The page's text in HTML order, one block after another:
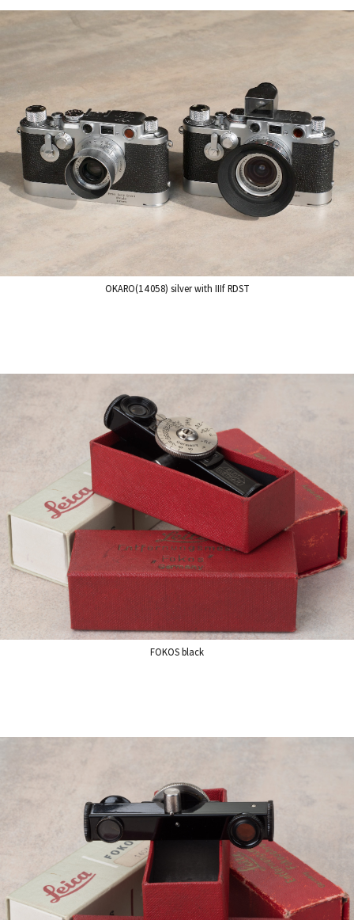
OKARO(14058) silver with IIIf RDST
FOKOS black